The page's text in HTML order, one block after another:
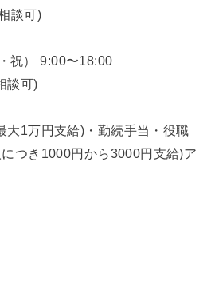
談可)
祝） 9:00〜18:00
談可)
大1万円支給)・勤続手当・役職
つき1000円から3000円支給)ア